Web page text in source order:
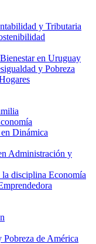
y Tributaria
en Uruguay
y Pobreza
Dinámica
Administración y
disciplina Economía
Pobreza de América